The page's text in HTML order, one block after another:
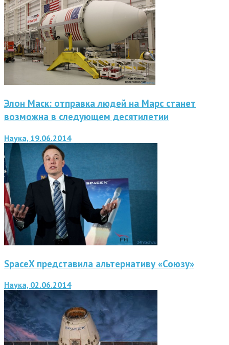
Элон Маск: отправка людей на Марс станет
возможна в следующем десятилетии
Наука, 19.06.2014
SpaceX представила альтернативу «Союзу»
Наука, 02.06.2014